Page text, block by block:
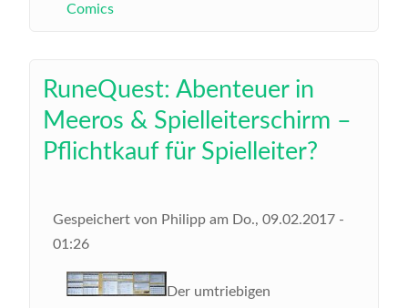
Comics
RuneQuest: Abenteuer in
Meeros & Spielleiterschirm –
Pflichtkauf für Spielleiter?
Gespeichert von Philipp am Do., 09.02.2017 -
01:26
Der umtriebigen